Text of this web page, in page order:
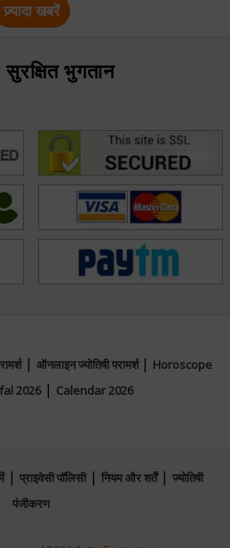
ज़्यादा खबरें
भुगतान
| ऑनलाइन ज्योतिषी परामर्श | Horoscope
2026| Calendar 2026
| प्राइवेसी पॉलिसी| नियम और शर्तें| ज्योतिषी
पंजीकरण